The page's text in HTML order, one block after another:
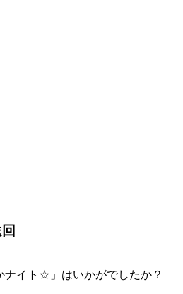
ナイト☆」はいかがでしたか？